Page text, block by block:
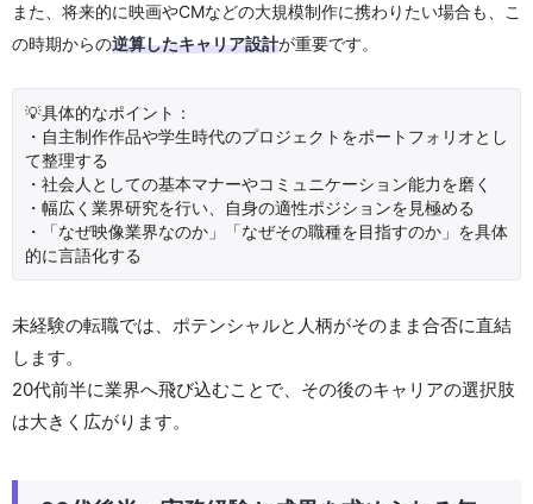
また、将来的に映画やCMなどの大規模制作に携わりたい場合も、こ
の時期からの逆算したキャリア設計が重要です。
💡具体的なポイント：
・自主制作作品や学生時代のプロジェクトをポートフォリオとし
て整理する
・社会人としての基本マナーやコミュニケーション能力を磨く
・幅広く業界研究を行い、自身の適性ポジションを見極める
・「なぜ映像業界なのか」「なぜその職種を目指すのか」を具体
的に言語化する
未経験の転職では、ポテンシャルと人柄がそのまま合否に直結
します。
20代前半に業界へ飛び込むことで、その後のキャリアの選択肢
は大きく広がります。